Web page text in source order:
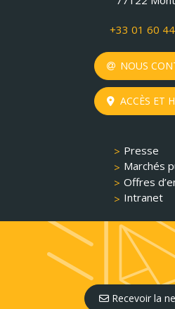
+33 01 60
NOUS
ACCÈS ET
Presse
Marchés
Offres
Intranet
Recevoir la